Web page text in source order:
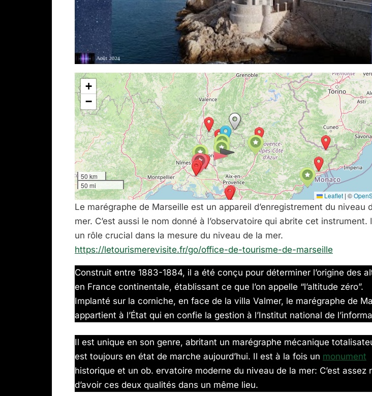
+
−
50 km
50 mi
Leaflet | ©
Le marégraphe de Marseille est un appareil d’enregistrement du niveau
mer. C’est aussi le nom donné à l’observatoire qui abrite cet instrument.
un rôle crucial dans la mesure du niveau de la mer.
https://letourismerevisite.fr/go/office-de-tourisme-de-marseille
Construit entre 1883-1884, il a été conçu pour déterminer l’origine des
en France continentale, établissant ce que l’on appelle “l’altitude zéro”.
Implanté sur la corniche, en face de la villa Valmer, le marégraphe de
appartient à l’État qui en confie la gestion à l’Institut national de
Il est unique en son genre, abritant un marégraphe mécanique
est toujours en état de marche aujourd’hui. Il est à la fois un monument
historique et un ob. ervatoire moderne du niveau de la mer: C’est assez
d’avoir ces deux qualités dans un même lieu.